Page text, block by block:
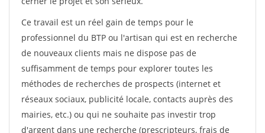
Ce travail est un réel gain de temps pour le
professionnel du BTP ou l'artisan qui est en recherche
de nouveaux clients mais ne dispose pas de
suffisamment de temps pour explorer toutes les
méthodes de recherches de prospects (internet et
réseaux sociaux, publicité locale, contacts auprès des
mairies, etc.) ou qui ne souhaite pas investir trop
d'argent dans une recherche (prescripteurs, frais de